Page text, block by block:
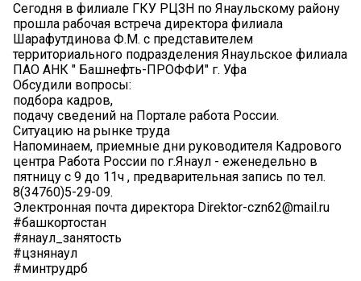
Сегодня в филиале ГКУ РЦЗН по Янаульскому району
прошла рабочая встреча директора филиала
Шарафутдинова Ф.М. с представителем
территориального подразделения Янаульское филиала
ПАО АНК " Башнефть-ПРОФФИ" г. Уфа
Обсудили вопросы:
подбора кадров,
подачу сведений на Портале работа России.
Ситуацию на рынке труда
Напоминаем, приемные дни руководителя Кадрового
центра Работа России по г.Янаул - еженедельно в
пятницу с 9 до 11ч , предварительная запись по тел.
8(34760)5-29-09.
Электронная почта директора Direktor-czn62@mail.ru
#башкортостан
#янаул_занятость
#цзнянаул
#минтрудрб